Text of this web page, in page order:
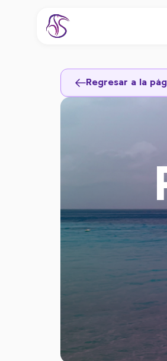
Regresar a la